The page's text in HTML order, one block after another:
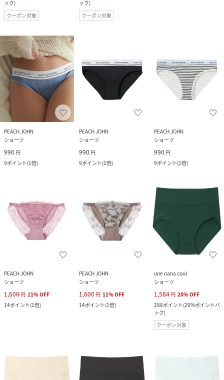
ック)
クーポン対象
ック)
クーポン対象
PEACH JOHN
ショーツ
990 円
9ポイント(1倍)
PEACH JOHN
ショーツ
990 円
9ポイント(1倍)
PEACH JOHN
ショーツ
990 円
9ポイント(1倍)
PEACH JOHN
ショーツ
1,600 円 11%OFF
14ポイント(1倍)
PEACH JOHN
ショーツ
1,600 円 11%OFF
14ポイント(1倍)
une nana cool
ショーツ
1,584 円 20%OFF
288ポイント(20%ポイントバ
ック)
クーポン対象